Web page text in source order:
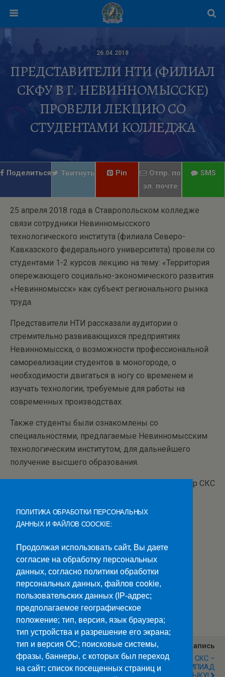
26.04.2018
ПРЕДСТАВИТЕЛИ НТИ (ФИЛИАЛ
СКФУ В Г. НЕВИННОМЫССКЕ)
ПРОВЕЛИ ЛЕКЦИЮ СО
СТУДЕНТАМИ КОЛЛЕДЖА
Поделиться Твитнуть Pin
Отпр. по
эл. почте
SMS
25 апреля 2018 года в Ставропольском колледже
связи сотрудники Невинномысского
технологического института (филиала Северо-
Кавказского федерального университета) провели со
студентами 1-2 курсов лекцию на тему: «Территория
опережающего социально-экономического развития
«Невинномысск» как субъект регионального рынка
труда.
Представители НТИ рассказали аудитории о
стремительно развивающихся предприятиях
Невинномысска, о возможности профессиональной
самореализации студентов в моногороде, о
необходимости двигаться в ногу со временем и
изучать технологии, требуемые для работы на
современных производствах.
Также студенты были ознакомлены со
специальностями, предлагаемые Невинномысским
технологическим институтом, для дальнейшего
получение высшего образования.
Студенческий пресс-центр СКС
Категории:Новости
Предыдущая Запись
ЛИДЕР ПРО - 2018
Следующая Запись
СТУДЕНТЫ СКС –
ПОБЕДИТЕЛИ ОЛИМПИАД
ПОЛИТИКА ОБРАБОТКИ ПЕРСОНАЛЬНЫХ
ДАННЫХ И ФАЙЛОВ COOCKIE:
Продолжая использовать сайт, Вы даете
согласие на обработку персональных
данных, согласно политики обработки
персональных данных, файлов cookie,
пользовательских данных (IP-адрес;
предполагаемое географическое
положение; тип, версия, язык браузера;
тип устройства и разрешение его экрана;
тип и версия ОС; поисковые системы,
фразы, баннеры, с которых был переход
на сайт; список посещенных страниц и